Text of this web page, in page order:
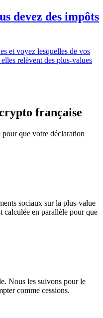
devez des impôts
et voyez lesquelles de vos
relèvent des plus-values
française
que votre déclaration
sociaux sur la plus-value
calculée en parallèle pour que
Nous les suivons pour le
comme cessions.